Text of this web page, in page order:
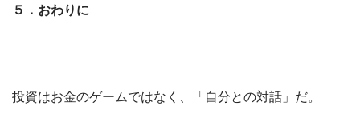
５．おわりに
投資はお金のゲームではなく、「自分との対話」だ。